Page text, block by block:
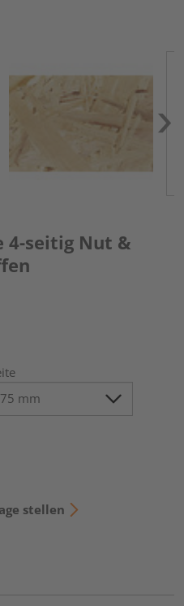
4-seitig Nut &
stellen